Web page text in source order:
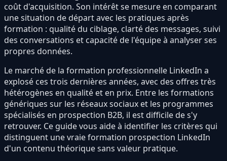
coût d'acquisition. Son intérêt se mesure en comparant
une situation de départ avec les pratiques après
formation : qualité du ciblage, clarté des messages, suivi
des conversations et capacité de l'équipe à analyser ses
propres données.
Le marché de la formation professionnelle LinkedIn a
explosé ces trois dernières années, avec des offres très
hétérogènes en qualité et en prix. Entre les formations
génériques sur les réseaux sociaux et les programmes
spécialisés en prospection B2B, il est difficile de s'y
retrouver. Ce guide vous aide à identifier les critères qui
distinguent une vraie formation prospection LinkedIn
d'un contenu théorique sans valeur pratique.